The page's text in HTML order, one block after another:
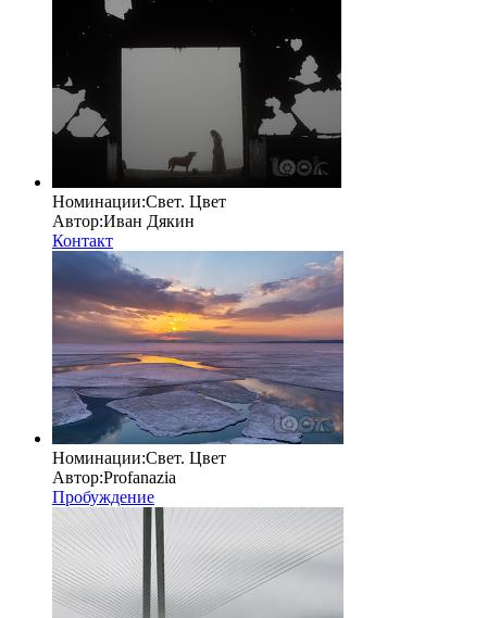
Номинации:Свет. Цвет
Автор:Иван Дякин
Контакт
Номинации:Свет. Цвет
Автор:Profanazia
Пробуждение